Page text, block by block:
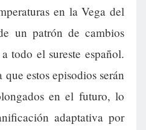
en la Vega del
un patrón de cambios
todo el sureste español.
estos episodios serán
en el futuro, lo
adaptativa por